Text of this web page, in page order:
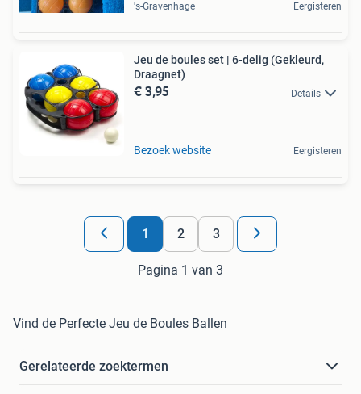
's-Gravenhage Eergisteren
Jeu de boules set | 6-delig (Gekleurd,
Draagnet)
€ 3,95 Details
Bezoek website Eergisteren
1 2 3
Pagina 1 van 3
Vind de Perfecte Jeu de Boules Ballen
Gerelateerde zoektermen